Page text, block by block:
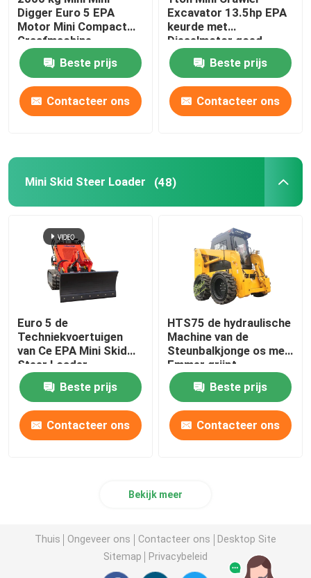
Digger Euro 5 EPA
Motor Mini Compact
Graafmachine
Beste prijs
Contacteer ons
Excavator 13.5hp EPA
keurde met
Dieselmotor goed
Beste prijs
Contacteer ons
Mini Skid Steer Loader (48)
Euro 5 de
Techniekvoertuigen
van Ce EPA Mini Skid
Steer Loader
Multifunctional
Beste prijs
Contacteer ons
HTS75 de hydraulische
Machine van de
Steunbalkjonge os met
Emmer grijpt
Gehechtheid vast
Beste prijs
Contacteer ons
Bekijk meer
Thuis Ongeveer ons Contacteer ons
Desktop Site
Sitemap
Privacybeleid